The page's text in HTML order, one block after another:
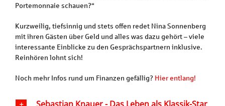
Portemonnaie schauen?“
Kurzweilig, tiefsinnig und stets offen redet Nina Sonnenberg
mit ihren Gästen über Geld und alles was dazu gehört – viele
interessante Einblicke zu den Gesprächspartnern inklusive.
Reinhören lohnt sich!
Noch mehr Infos rund um Finanzen gefällig? Hier entlang!